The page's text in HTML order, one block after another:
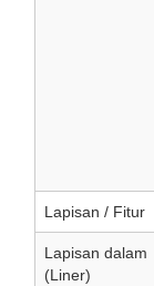
Lapisan / Fitur
Lapisan dalam
(Liner)